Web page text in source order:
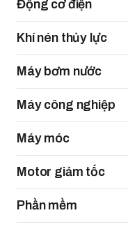
Động cơ điện
Khí nén thủy lực
Máy bơm nước
Máy công nghiệp
Máy móc
Motor giảm tốc
Phần mềm